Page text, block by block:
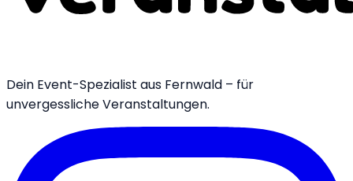
Dein Event-Spezialist aus Fernwald – für
unvergessliche Veranstaltungen.